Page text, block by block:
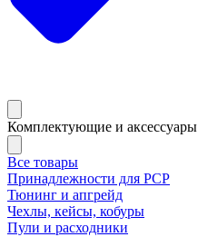
Комплектующие и аксессуары
Все товары
Принадлежности для РСР
Тюнинг и апгрейд
Чехлы, кейсы, кобуры
Пули и расходники